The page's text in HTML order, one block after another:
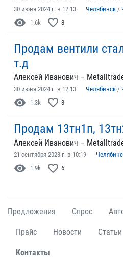
30 июня 2024 г. в 12:13 Челябинск /
visibility 1.6k favorite_border 8
Продам вентили
т.д
Алексей Иванович –
30 июня 2024 г. в 12:13 Челябинск /
visibility 1.3k favorite_border 3
Продам 13тн1п,
Алексей Иванович –
21 сентября 2023 г. в 10:19
visibility 1.9k favorite_border 6
Предложения Спрос
Прайс Новости Статьи
Контакты